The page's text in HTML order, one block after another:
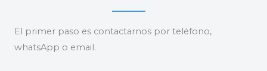
El primer paso es contactarnos por teléfono,
whatsApp o email.